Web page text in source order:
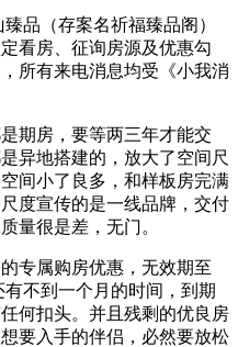
（存案名祈福臻品阁）
看房、征询房源及优惠勾
所有来电消息均受《小我消
房，要等两三年才能交
异地搭建的，放大了空间尺
间小了良多，和样板房完满
度宣传的是一线品牌，交付
量很是差，无门。
属购房优惠，无效期至
不到一个月的时间，到期
何扣头。并且残剩的优良房
要入手的伴侣，必然要放松